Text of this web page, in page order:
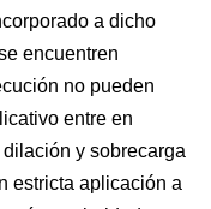
a dicho
encuentren
no pueden
entre en
y sobrecarga
estricta aplicación a